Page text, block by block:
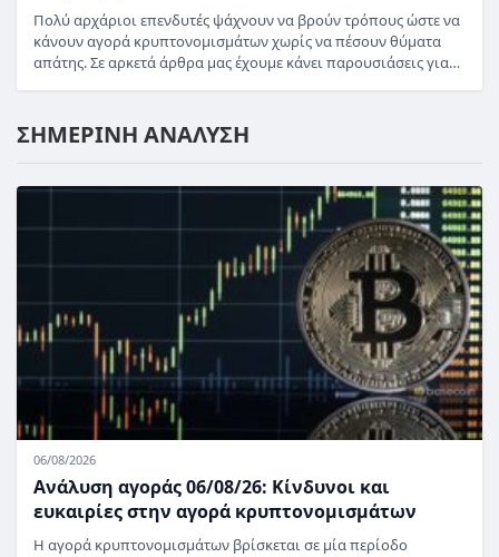
Πολύ αρχάριοι επενδυτές ψάχνουν να βρούν τρόπους ώστε να
κάνουν αγορά κρυπτονομισμάτων χωρίς να πέσουν θύματα
απάτης. Σε αρκετά άρθρα μας έχουμε κάνει παρουσιάσεις για…
ΣΗΜΕΡΙΝΗ ΑΝΑΛΥΣΗ
06/08/2026
Ανάλυση αγοράς 06/08/26: Κίνδυνοι και
ευκαιρίες στην αγορά κρυπτονομισμάτων
Η αγορά κρυπτονομισμάτων βρίσκεται σε μία περίοδο